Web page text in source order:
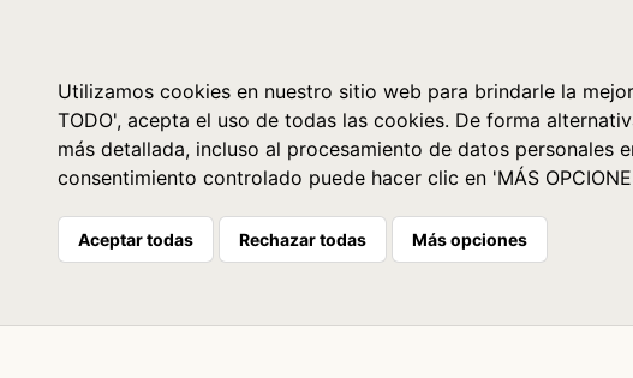
Utilizamos cookies en nuestro sitio web para brindarle la
TODO', acepta el uso de todas las cookies. De forma
más detallada, incluso al procesamiento de datos personales
consentimiento controlado puede hacer clic en 'MÁS
Aceptar todas Rechazar todas Más opciones